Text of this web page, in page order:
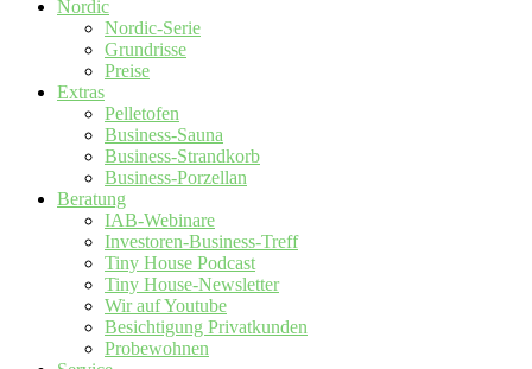
Nordic
Nordic-Serie
Grundrisse
Preise
Extras
Pelletofen
Business-Sauna
Business-Strandkorb
Business-Porzellan
Beratung
IAB-Webinare
Investoren-Business-Treff
Tiny House Podcast
Tiny House-Newsletter
Wir auf Youtube
Besichtigung Privatkunden
Probewohnen